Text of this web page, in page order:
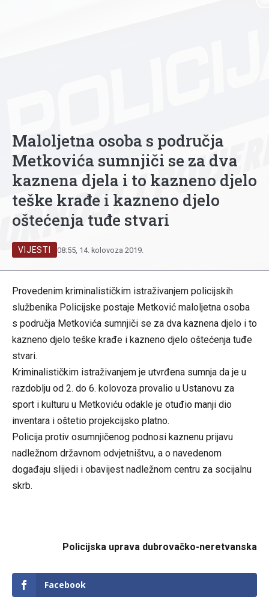
Maloljetna osoba s područja
Metkovića sumnjiči se za dva
kaznena djela i to kazneno djelo
teške krađe i kazneno djelo
oštećenja tuđe stvari
VIJESTI 08:55, 14. kolovoza 2019.
Provedenim kriminalističkim istraživanjem policijskih
službenika Policijske postaje Metković maloljetna osoba
s područja Metkovića sumnjiči se za dva kaznena djelo i to
kazneno djelo teške krađe i kazneno djelo oštećenja tuđe
stvari.
Kriminalističkim istraživanjem je utvrđena sumnja da je u
razdoblju od 2. do 6. kolovoza provalio u Ustanovu za
sport i kulturu u Metkoviću odakle je otuđio manji dio
inventara i oštetio projekcijsko platno.
Policija protiv osumnjičenog podnosi kaznenu prijavu
nadležnom državnom odvjetništvu, a o navedenom
događaju slijedi i obavijest nadležnom centru za socijalnu
skrb.
Policijska uprava dubrovačko-neretvanska
Facebook